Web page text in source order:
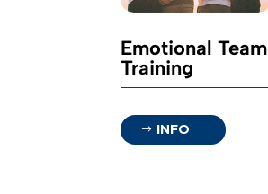
Emotional Team
Training
INFO